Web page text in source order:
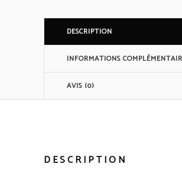
quantity
DESCRIPTION
INFORMATIONS
AVIS (0)
DESCRIPTION